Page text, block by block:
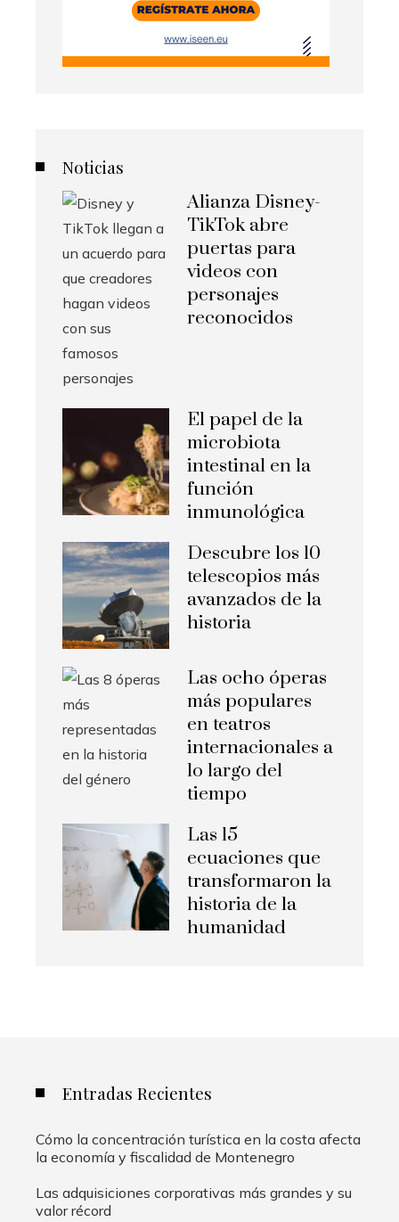
Noticias
Alianza Disney-
TikTok abre
puertas para
videos con
personajes
reconocidos
El papel de la
microbiota
intestinal en la
función
inmunológica
Descubre los 10
telescopios más
avanzados de la
historia
Las ocho óperas
más populares
en teatros
internacionales a
lo largo del
tiempo
Las 15
ecuaciones que
transformaron la
historia de la
humanidad
Entradas Recientes
Cómo la concentración turística en la costa afecta
la economía y fiscalidad de Montenegro
Las adquisiciones corporativas más grandes y su
valor récord